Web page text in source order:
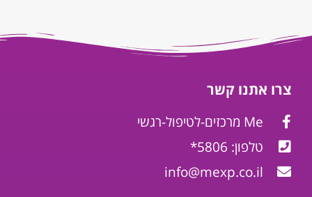
צרו אתנו קשר
Me מרכזים-לטיפול-רגשי
טלפון: 5806*
info@mexp.co.il